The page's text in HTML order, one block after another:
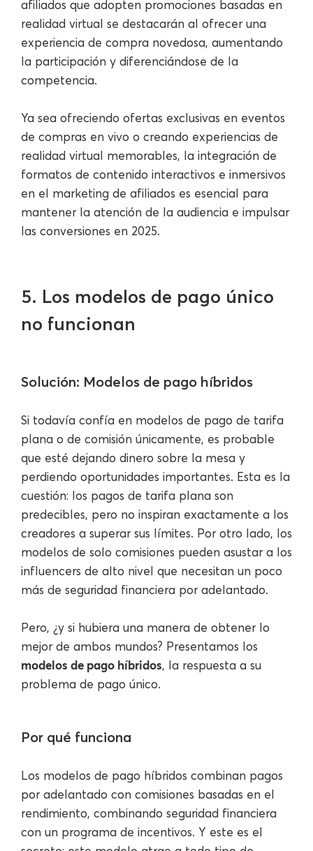
afiliados que adopten promociones basadas en
realidad virtual se destacarán al ofrecer una
experiencia de compra novedosa, aumentando
la participación y diferenciándose de la
competencia.
Ya sea ofreciendo ofertas exclusivas en eventos
de compras en vivo o creando experiencias de
realidad virtual memorables, la integración de
formatos de contenido interactivos e inmersivos
en el marketing de afiliados es esencial para
mantener la atención de la audiencia e impulsar
las conversiones en 2025.
5. Los modelos de pago único
no funcionan
Solución: Modelos de pago híbridos
Si todavía confía en modelos de pago de tarifa
plana o de comisión únicamente, es probable
que esté dejando dinero sobre la mesa y
perdiendo oportunidades importantes. Esta es la
cuestión: los pagos de tarifa plana son
predecibles, pero no inspiran exactamente a los
creadores a superar sus límites. Por otro lado, los
modelos de solo comisiones pueden asustar a los
influencers de alto nivel que necesitan un poco
más de seguridad financiera por adelantado.
Pero, ¿y si hubiera una manera de obtener lo
mejor de ambos mundos? Presentamos los
modelos de pago híbridos, la respuesta a su
problema de pago único.
Por qué funciona
Los modelos de pago híbridos combinan pagos
por adelantado con comisiones basadas en el
rendimiento, combinando seguridad financiera
con un programa de incentivos. Y este es el